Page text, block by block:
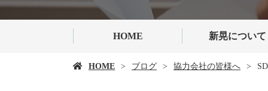
HOME 新晃について
HOME ブログ 協力会社の皆様へ